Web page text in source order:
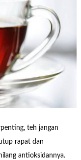
teh jangan
rapat dan
antioksidannya.